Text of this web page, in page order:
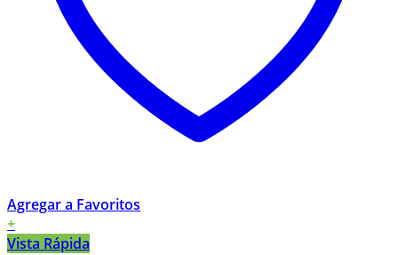
Agregar a Favoritos
+
Vista Rápida